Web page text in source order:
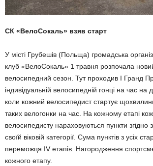
СК «ВелоСокаль» взяв старт
У місті Грубешів (Польща) громадська
клуб «ВелоСокаль» 1 травня розпочала
велосипедний сезон. Тут проходив І Гранд
індивідуальній велосипедній гонці на час на
коли кожний велосипедист стартує
таких велогонки на час. На кожному етапі
велосипедисту нараховуються пункти згідно
своїй віковій категорії. Сума пунктів з усіх
переможця ІV етапів. Нагородження
кожного етапу.